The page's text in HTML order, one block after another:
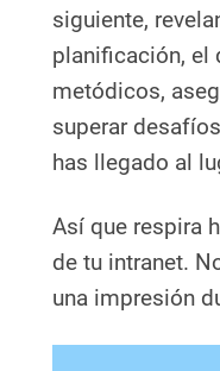
siguiente,
planificación, el
metódicos,
superar
has llegado al
Así que respira
de tu intranet.
una impresión